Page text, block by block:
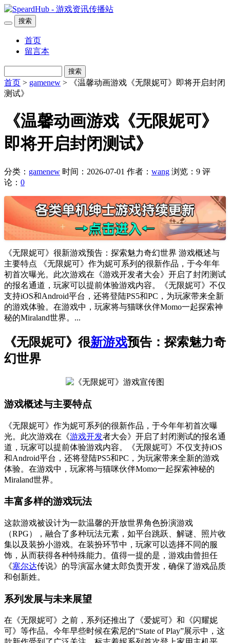
搜索
首页
留言本
搜索
首页 > gamenew > 《温馨动画游戏《无限妮可》即将开启封闭
测试》
《温馨动画游戏《无限妮可》
即将开启封闭测试》
分类： gamenew 时间：2026-07-01 作者： wang 浏览：9 评
论： 0
《无限妮可》很新游戏预告：探索魅力奇幻世界 游戏概述与
主要特点 《无限妮可》作为妮可系列的很新作品，于今年年
初首次曝光。此次游戏在《游戏开发者大会》开启了封闭测试
的报名通道，玩家可以提前体验游戏内容。《无限妮可》不仅
支持iOS和Android平台，还将登陆PS5和PC，为玩家带来全新
的游戏体验。在游戏中，玩家将与猫咪伙伴Momo一起探索神
秘的Miraland世界。...
《无限妮可》很新游戏预告：探索魅力奇
幻世界
游戏概述与主要特点
《无限妮可》作为妮可系列的很新作品，于今年年初首次曝
光。此次游戏在《游戏开发者大会》开启了封闭测试的报名通
道，玩家可以提前体验游戏内容。《无限妮可》不仅支持iOS
和Android平台，还将登陆PS5和PC，为玩家带来全新的游戏
体验。在游戏中，玩家将与猫咪伙伴Momo一起探索神秘的
Miraland世界。
丰富多样的游戏玩法
这款游戏被设计为一款温馨的开放世界角色扮演游戏
（RPG），融合了多种玩法元素，如平台跳跃、解谜、照片收
集以及装扮小游戏。在装扮环节中，玩家可以选择不同的服
饰，从而获得各种特殊能力。值得一提的是，游戏由曾担任
《塞尔达传说》的导演冨永健太郎负责开发，确保了游戏品质
和创新姓。
系列发展与未来展望
在《无限妮可》之前，系列还推出了《爱妮可》和《闪耀妮
可》等作品。今年早些时候在索尼的“State of Play”展示中，这